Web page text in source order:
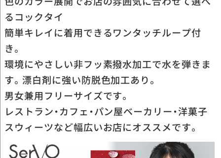
るコックタイ
簡単キレイに着用できるワンタッチループ付
き。
環境にやさしい非フッ素撥水加工で水を弾きま
す。漂白剤に強い防脱色加工あり。
男女兼用フリーサイズです。
レストラン・カフェ・パン屋ベーカリー・洋菓子
スウィーツなど幅広いお店にオススメです。